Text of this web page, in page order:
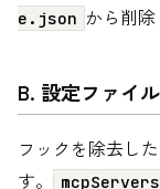
e.json から削除
B. 設定ファイ
フックを除去し
す。
mcpServers